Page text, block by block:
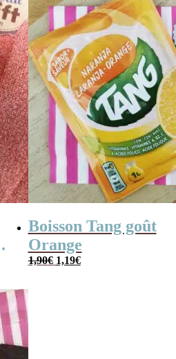
Boisson Tang goût
Orange
1,90€ Le
1,19€Le